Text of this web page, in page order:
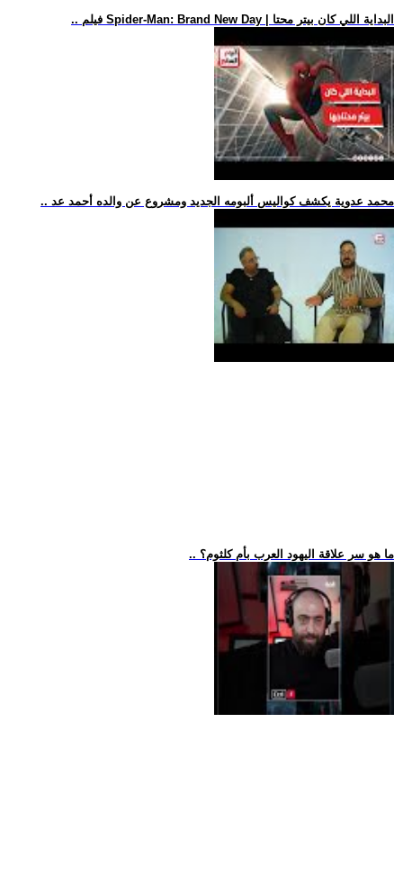
.. فيلم Spider-Man: Brand New Day | البداية اللي كان بيتر محتا
.. محمد عدوية يكشف كواليس ألبومه الجديد ومشروع عن والده أحمد عد
.. ما هو سر علاقة اليهود العرب بأم كلثوم؟